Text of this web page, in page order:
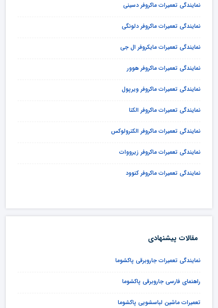
نمایندگی تعمیرات ماکروفر دسینی
نمایندگی تعمیرات ماکروفر دلونگی
نمایندگی تعمیرات مایکروفر ال جی
نمایندگی تعمیرات ماکروفر هوور
نمایندگی تعمیرات ماکروفر ویرپول
نمایندگی تعمیرات ماکروفر الکتا
نمایندگی تعمیرات ماکروفر الکترولوکس
نمایندگی تعمیرات ماکروفر زیرووات
نمایندگی تعمیرات ماکروفر کنوود
مقالات پیشنهادی
نمایندگی تعمیرات جاروبرقی پاکشوما
راهنمای فارسی جاروبرقی پاکشوما
تعمیرات ماشین لباسشویی پاکشوما